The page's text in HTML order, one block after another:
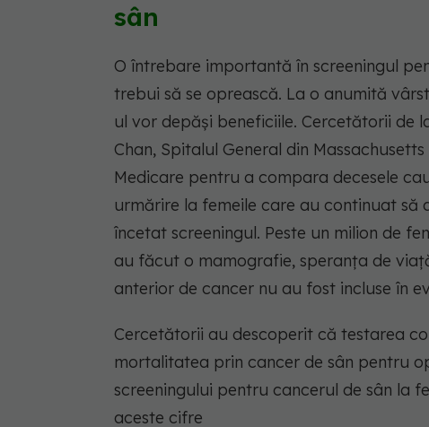
sân
O întrebare importantă în screeningul
trebui să se oprească. La o anumită
ul vor depăși beneficiile. Cercetătorii de
Chan, Spitalul General din
Medicare pentru a compara decesele
urmărire la femeile care au continuat să
încetat screeningul. Peste un milion de
au făcut o mamografie, speranța de
anterior de cancer nu au fost incluse în
Cercetătorii au descoperit că testarea
mortalitatea prin cancer de sân pentru
screeningului pentru cancerul de sân la
aceste cifre